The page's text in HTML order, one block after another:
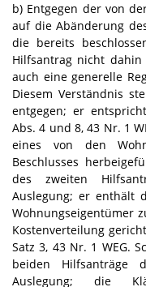
b) Entgegen der von
auf die Abänderung
die bereits
Hilfsantrag nicht dahin
auch eine generelle
Diesem Verständnis
entgegen; er
Abs. 4 und 8, 43 Nr. 1
eines von den
Beschlusses
des zweiten
Auslegung; er enthält
Wohnungseigentümer
Kostenverteilung
Satz 3, 43 Nr. 1 WEG.
beiden Hilfsanträge
Auslegung; die